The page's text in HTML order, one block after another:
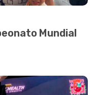
Mundial